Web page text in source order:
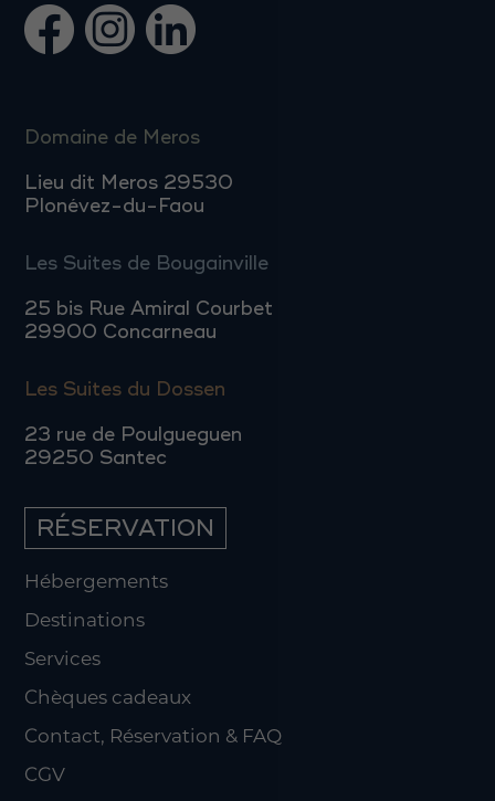
Domaine de Meros
Lieu dit Meros 29530
Plonévez-du-Faou
Les Suites de Bougainville
25 bis Rue Amiral Courbet
29900 Concarneau
Les Suites du Dossen
23 rue de Poulgueguen
29250 Santec
RÉSERVATION
Hébergements
Destinations
Services
Chèques cadeaux
Contact, Réservation & FAQ
CGV